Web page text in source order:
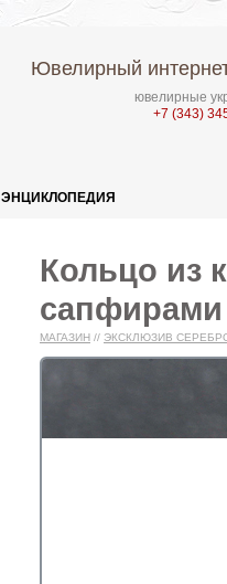
Ювелирный
ювелирные
+7 (343)
ЭНЦИКЛОПЕДИЯ
Кольцо из
МАГАЗИН // ЭКСКЛЮЗИВ